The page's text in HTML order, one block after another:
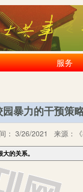
服务
暴力的干预策
： 3/26/2021 来源：
的关系。